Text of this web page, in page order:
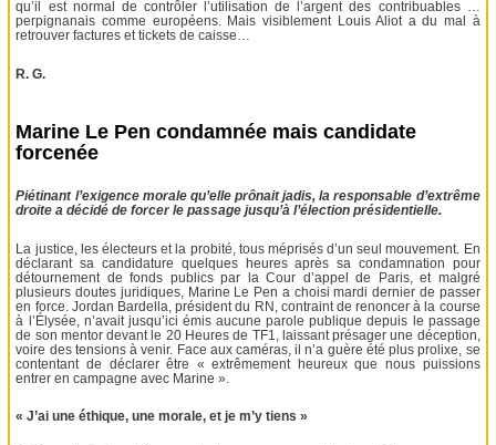
qu’il est normal de contrôler l’utilisation de l’argent des contribuables …
perpignanais comme européens. Mais visiblement Louis Aliot a du mal à
retrouver factures et tickets de caisse…
R. G.
Marine Le Pen condamnée mais candidate
forcenée
Piétinant l’exigence morale qu’elle prônait jadis, la responsable d’extrême
droite a décidé de forcer le passage jusqu’à l’élection présidentielle.
La justice, les électeurs et la probité, tous méprisés d’un seul mouvement. En
déclarant sa candidature quelques heures après sa condamnation pour
détournement de fonds publics par la Cour d’appel de Paris, et malgré
plusieurs doutes juridiques, Marine Le Pen a choisi mardi dernier de passer
en force. Jordan Bardella, président du RN, contraint de renoncer à la course
à l’Élysée, n’avait jusqu’ici émis aucune parole publique depuis le passage
de son mentor devant le 20 Heures de TF1, laissant présager une déception,
voire des tensions à venir. Face aux caméras, il n’a guère été plus prolixe, se
contentant de déclarer être « extrêmement heureux que nous puissions
entrer en campagne avec Marine ».
« J’ai une éthique, une morale, et je m’y tiens »